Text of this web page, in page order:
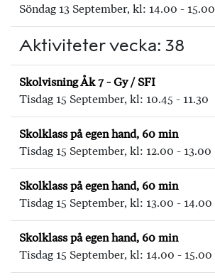
Söndag 13 September, kl: 14.00 - 15.00
Aktiviteter vecka: 38
Skolvisning Åk 7 - Gy / SFI
Tisdag 15 September, kl: 10.45 - 11.30
Skolklass på egen hand, 60 min
Tisdag 15 September, kl: 12.00 - 13.00
Skolklass på egen hand, 60 min
Tisdag 15 September, kl: 13.00 - 14.00
Skolklass på egen hand, 60 min
Tisdag 15 September, kl: 14.00 - 15.00